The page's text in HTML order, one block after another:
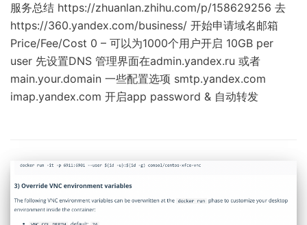
服务总结 https://zhuanlan.zhihu.com/p/158629256 去
https://360.yandex.com/business/ 开始申请域名邮箱
Price/Fee/Cost 0 – 可以为1000个用户开启 10GB per
user 先设置DNS 管理界面在admin.yandex.ru 或者
main.your.domain 一些配置选项 smtp.yandex.com
imap.yandex.com 开启app password & 自动转发